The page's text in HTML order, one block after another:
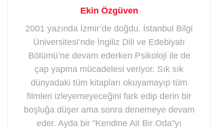
Ekin Özgüven
2001 yazında İzmir’de doğdu. İstanbul Bilgi
Üniversitesi’nde İngiliz Dili ve Edebiyatı
Bölümü’ne devam ederken Psikoloji ile de
çap yapma mücadelesi veriyor. Sık sık
dünyadaki tüm kitapları okuyamayıp tüm
filmleri izleyemeyeceğini fark edip derin bir
boşluğa düşer ama sonra denemeye devam
eder. Ayda bir "Kendine Ait Bir Oda”yı